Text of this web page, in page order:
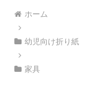
ホーム
幼児向け折り紙
家具